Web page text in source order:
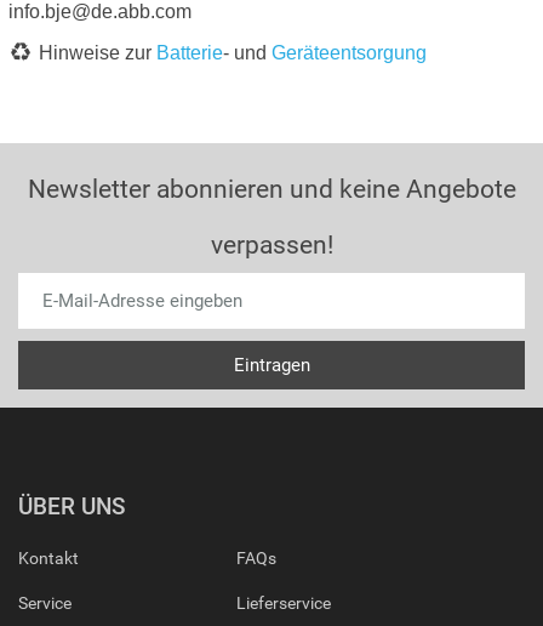
info.bje@de.abb.com
Hinweise zur Batterie- und Geräteentsorgung
Newsletter abonnieren und keine Angebote
verpassen!
ÜBER UNS
Kontakt
Service
FAQs
Lieferservice